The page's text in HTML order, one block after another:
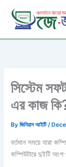
content
সিস্টেম
এর কাজ
Byজিনিয়াস আইটি/
বর্তমান সময়ে যারা
কম্পিউটারে দুইটি